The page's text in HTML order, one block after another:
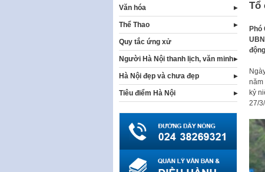
Tổ
Phó
năm
kỷ
27/
Văn hóa
Thể Thao
Quy tắc ứng xử
Người Hà Nội thanh lịch, văn minh
Hà Nội đẹp và chưa đẹp
Tiêu điểm Hà Nội